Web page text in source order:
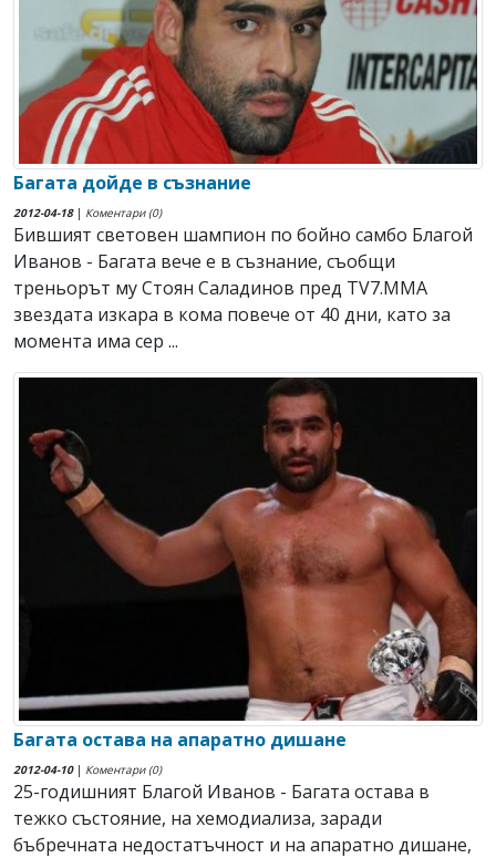
Багата дойде в съзнание
2012-04-18| Коментари (0)
Бившият световен шампион по бойно самбо Благой
Иванов - Багата вече е в съзнание, съобщи
треньорът му Стоян Саладинов пред TV7.ММА
звездата изкара в кома повече от 40 дни, като за
момента има сер ...
Багата остава на апаратно дишане
2012-04-10| Коментари (0)
25-годишният Благой Иванов - Багата остава в
тежко състояние, на хемодиализа, заради
бъбречната недостатъчност и на апаратно дишане,